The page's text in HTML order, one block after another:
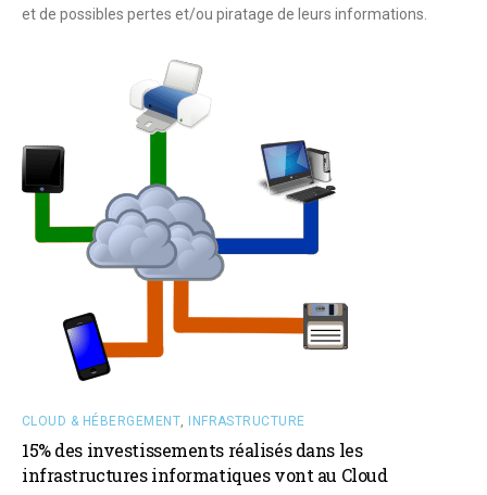
et de possibles pertes et/ou piratage de leurs informations.
CLOUD & HÉBERGEMENT, INFRASTRUCTURE
15% des investissements réalisés dans les
infrastructures informatiques vont au Cloud